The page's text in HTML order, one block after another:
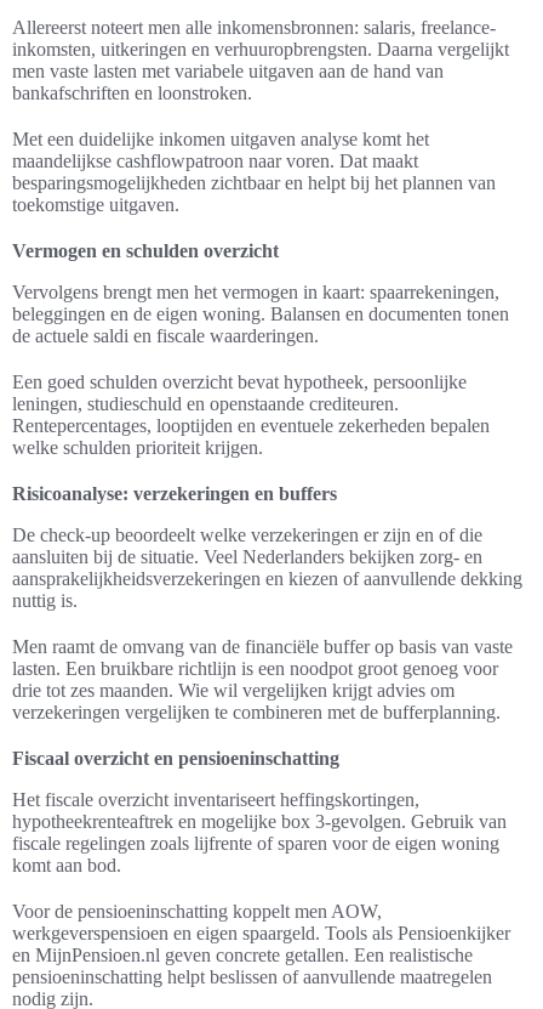
Allereerst noteert men alle inkomensbronnen: salaris, freelance-
inkomsten, uitkeringen en verhuuropbrengsten. Daarna vergelijkt
men vaste lasten met variabele uitgaven aan de hand van
bankafschriften en loonstroken.
Met een duidelijke inkomen uitgaven analyse komt het
maandelijkse cashflowpatroon naar voren. Dat maakt
besparingsmogelijkheden zichtbaar en helpt bij het plannen van
toekomstige uitgaven.
Vermogen en schulden overzicht
Vervolgens brengt men het vermogen in kaart: spaarrekeningen,
beleggingen en de eigen woning. Balansen en documenten tonen
de actuele saldi en fiscale waarderingen.
Een goed schulden overzicht bevat hypotheek, persoonlijke
leningen, studieschuld en openstaande crediteuren.
Rentepercentages, looptijden en eventuele zekerheden bepalen
welke schulden prioriteit krijgen.
Risicoanalyse: verzekeringen en buffers
De check-up beoordeelt welke verzekeringen er zijn en of die
aansluiten bij de situatie. Veel Nederlanders bekijken zorg- en
aansprakelijkheidsverzekeringen en kiezen of aanvullende dekking
nuttig is.
Men raamt de omvang van de financiële buffer op basis van vaste
lasten. Een bruikbare richtlijn is een noodpot groot genoeg voor
drie tot zes maanden. Wie wil vergelijken krijgt advies om
verzekeringen vergelijken te combineren met de bufferplanning.
Fiscaal overzicht en pensioeninschatting
Het fiscale overzicht inventariseert heffingskortingen,
hypotheekrenteaftrek en mogelijke box 3-gevolgen. Gebruik van
fiscale regelingen zoals lijfrente of sparen voor de eigen woning
komt aan bod.
Voor de pensioeninschatting koppelt men AOW,
werkgeverspensioen en eigen spaargeld. Tools als Pensioenkijker
en MijnPensioen.nl geven concrete getallen. Een realistische
pensioeninschatting helpt beslissen of aanvullende maatregelen
nodig zijn.